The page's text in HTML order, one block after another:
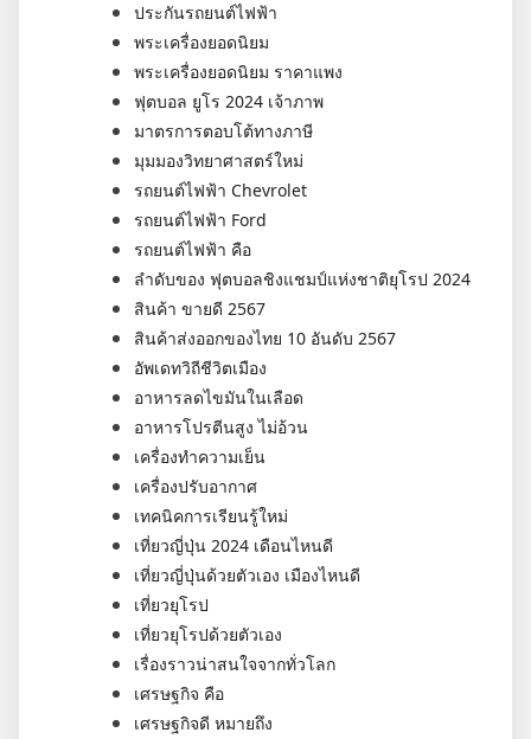
ประกันรถยนต์ไฟฟ้า
พระเครื่องยอดนิยม
พระเครื่องยอดนิยม ราคาแพง
ฟุตบอล ยูโร 2024 เจ้าภาพ
มาตรการตอบโต้ทางภาษี
มุมมองวิทยาศาสตร์ใหม่
รถยนต์ไฟฟ้า Chevrolet
รถยนต์ไฟฟ้า Ford
รถยนต์ไฟฟ้า คือ
ลำดับของ ฟุตบอลชิงแชมป์แห่งชาติยุโรป 2024
สินค้า ขายดี 2567
สินค้าส่งออกของไทย 10 อันดับ 2567
อัพเดทวิถีชีวิตเมือง
อาหารลดไขมันในเลือด
อาหารโปรตีนสูง ไม่อ้วน
เครื่องทำความเย็น
เครื่องปรับอากาศ
เทคนิคการเรียนรู้ใหม่
เที่ยวญี่ปุ่น 2024 เดือนไหนดี
เที่ยวญี่ปุ่นด้วยตัวเอง เมืองไหนดี
เที่ยวยุโรป
เที่ยวยุโรปด้วยตัวเอง
เรื่องราวน่าสนใจจากทั่วโลก
เศรษฐกิจ คือ
เศรษฐกิจดี หมายถึง